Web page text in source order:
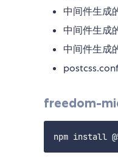
中间件生成
中间件生成
中间件生成
freedom-